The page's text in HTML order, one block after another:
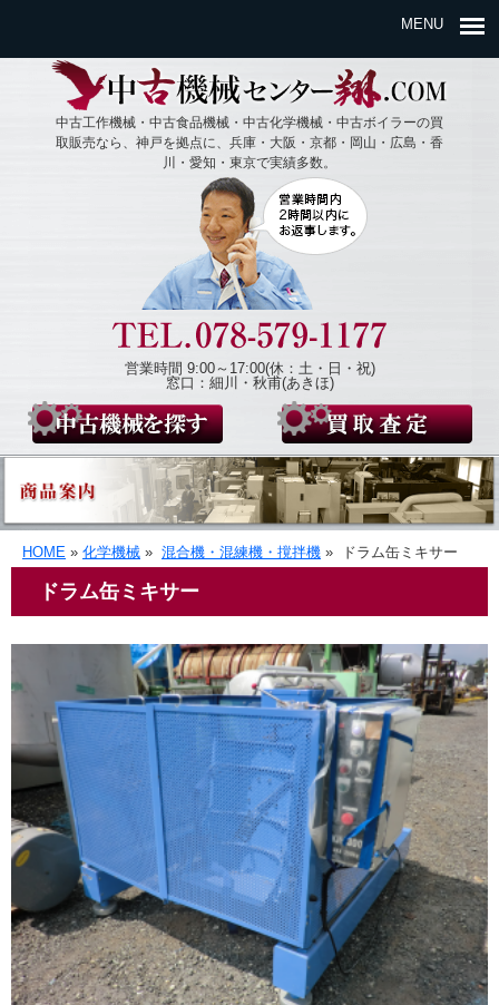
MENU
中古工作機械・中古食品機械・中古化学機械・中古ボイラーの買
取販売なら、神戸を拠点に、兵庫・大阪・京都・岡山・広島・香
川・愛知・東京で実績多数。
営業時間 9:00～17:00(休：土・日・祝)
窓口：細川・秋甫(あきほ)
HOME » 化学機械 » 混合機・混練機・撹拌機 » ドラム缶ミキサー
ドラム缶ミキサー